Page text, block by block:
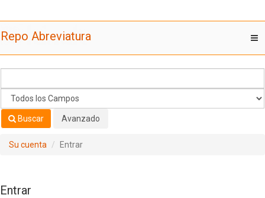
Repo Abreviatura
Buscar Avanzado
Su cuenta Entrar
Entrar